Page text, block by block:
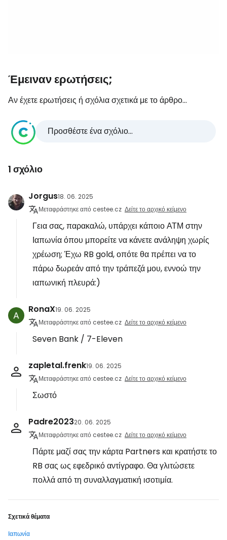
Έμειναν ερωτήσεις;
Αν έχετε ερωτήσεις ή σχόλια σχετικά με το άρθρο...
Προσθέστε ένα σχόλιο...
1 σχόλιο
Jorgus18. 06. 2025
Μεταφράστηκε από cestee.cz Δείτε το αρχικό κείμενο
Γεια σας, παρακαλώ, υπάρχει κάποιο ΑΤΜ στην
Ιαπωνία όπου μπορείτε να κάνετε ανάληψη χωρίς
χρέωση; Έχω RB gold, οπότε θα πρέπει να το
πάρω δωρεάν από την τράπεζά μου, εννοώ την
ιαπωνική πλευρά:)
RonaX19. 06. 2025
Μεταφράστηκε από cestee.cz Δείτε το αρχικό κείμενο
Seven Bank / 7-Eleven
zapletal.frenk19. 06. 2025
Μεταφράστηκε από cestee.cz Δείτε το αρχικό κείμενο
Σωστό
Padre202320. 06. 2025
Μεταφράστηκε από cestee.cz Δείτε το αρχικό κείμενο
Πάρτε μαζί σας την κάρτα Partners και κρατήστε το
RB σας ως εφεδρικό αντίγραφο. Θα γλιτώσετε
πολλά από τη συναλλαγματική ισοτιμία.
Σχετικά θέματα
Ιαπωνία